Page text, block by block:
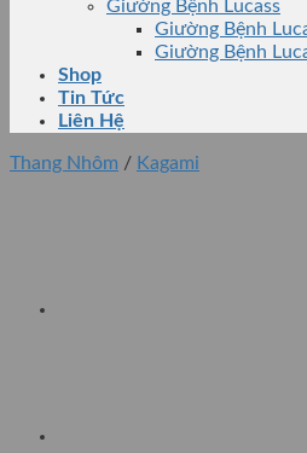
Giường Bệnh Lucass
Giường Bệnh
Giường Bệnh
Shop
Tin Tức
Liên Hệ
Thang Nhôm / Kagami